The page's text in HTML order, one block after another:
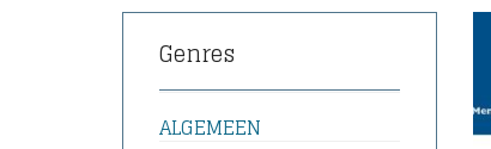
Genres
ALGEMEEN